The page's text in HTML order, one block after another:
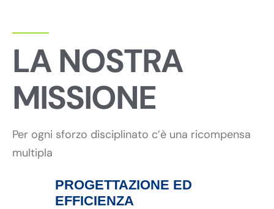
LA NOSTRA
MISSIONE
Per ogni sforzo disciplinato c’è una ricompensa
multipla
PROGETTAZIONE ED
EFFICIENZA